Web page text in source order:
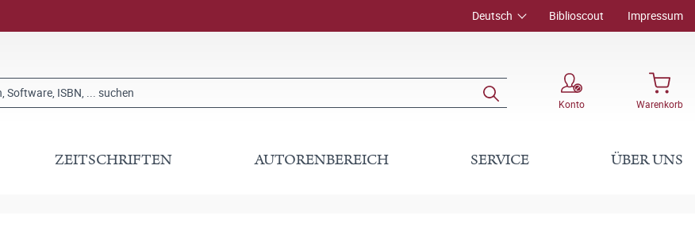
Deutsch Biblioscout Impressum
Konto Warenkorb
ZEITSCHRIFTEN AUTORENBEREICH SERVICE ÜBER UNS